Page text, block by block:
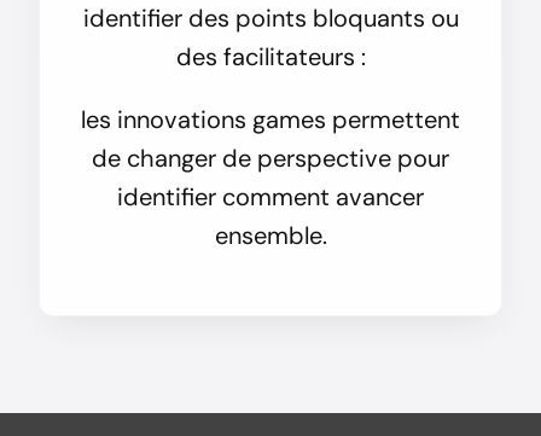
identifier des points bloquants ou
des facilitateurs :
les innovations games permettent
de changer de perspective pour
identifier comment avancer
ensemble.